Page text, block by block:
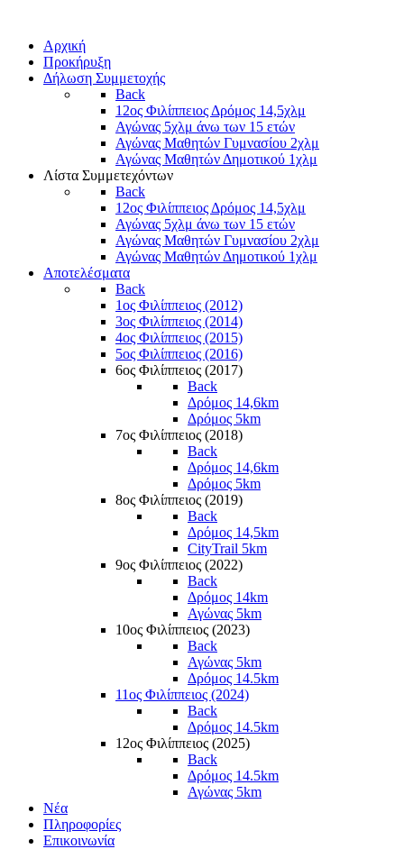
Αρχική
Προκήρυξη
Δήλωση Συμμετοχής
Back
12ος Φιλίππειος Δρόμος 14,5χλμ
Αγώνας 5χλμ άνω των 15 ετών
Αγώνας Μαθητών Γυμνασίου 2χλμ
Αγώνας Μαθητών Δημοτικού 1χλμ
Λίστα Συμμετεχόντων
Back
12ος Φιλίππειος Δρόμος 14,5χλμ
Αγώνας 5χλμ άνω των 15 ετών
Αγώνας Μαθητών Γυμνασίου 2χλμ
Αγώνας Μαθητών Δημοτικού 1χλμ
Αποτελέσματα
Back
1ος Φιλίππειος (2012)
3ος Φιλίππειος (2014)
4ος Φιλίππειος (2015)
5ος Φιλίππειος (2016)
6ος Φιλίππειος (2017)
Back
Δρόμος 14,6km
Δρόμος 5km
7ος Φιλίππειος (2018)
Back
Δρόμος 14,6km
Δρόμος 5km
8ος Φιλίππειος (2019)
Back
Δρόμος 14,5km
CityTrail 5km
9ος Φιλίππειος (2022)
Back
Δρόμος 14km
Αγώνας 5km
10ος Φιλίππειος (2023)
Back
Αγώνας 5km
Δρόμος 14.5km
11ος Φιλίππειος (2024)
Back
Δρόμος 14.5km
12ος Φιλίππειος (2025)
Back
Δρόμος 14.5km
Αγώνας 5km
Νέα
Πληροφορίες
Επικοινωνία